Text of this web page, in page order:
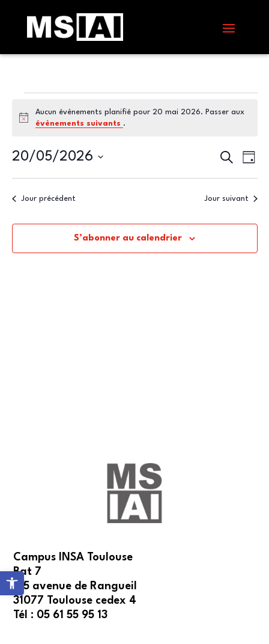
Ouvrir la barre d’outils
for
mai
2026
Notice
Aucun évènements planifié pour 20 mai 2026. Passer aux
évènements suivants .
de
Recherche
de
Jour
20/05/2026
date.
Jour précédent Jour suivant
S’abonner au calendrier
Campus INSA Toulouse
Bat 7
135 avenue de Rangueil
31077 Toulouse cedex 4
Tél : 05 61 55 95 13